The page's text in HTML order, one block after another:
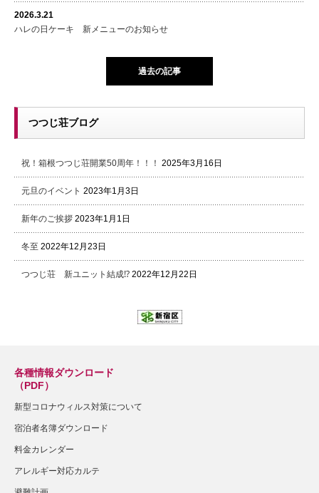
2026.3.21
ハレの日ケーキ 新メニューのお知らせ
過去の記事
つつじ荘ブログ
祝！箱根つつじ荘開業50周年！！！ 2025年3月16日
元旦のイベント 2023年1月3日
新年のご挨拶 2023年1月1日
冬至 2022年12月23日
つつじ荘 新ユニット結成⁉ 2022年12月22日
各種情報ダウンロード
（PDF）
新型コロナウィルス対策について
宿泊者名簿ダウンロード
料金カレンダー
アレルギー対応カルテ